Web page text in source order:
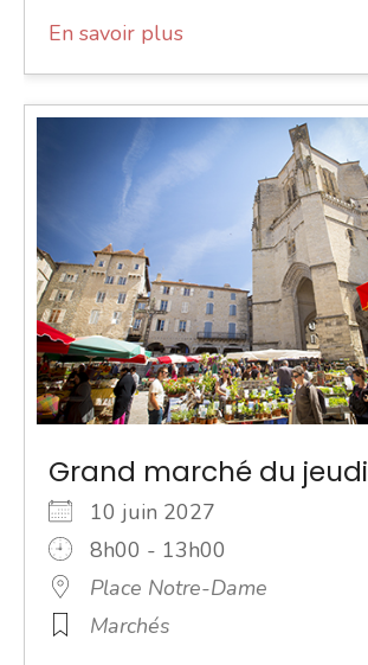
En savoir plus
Grand marché du jeudi
10 juin 2027
8h00 - 13h00
Place Notre-Dame
Marchés